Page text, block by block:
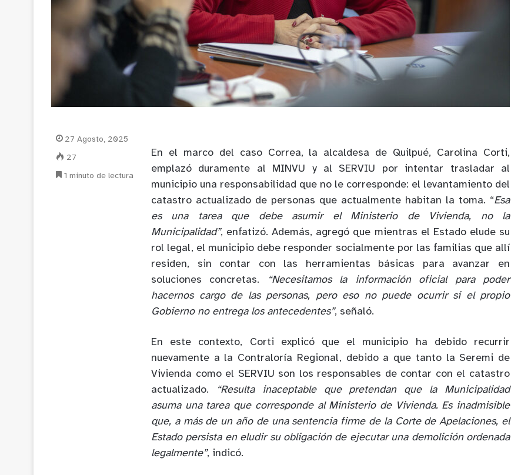
En el marco del caso Correa, la alcaldesa de Quilpué, Carolina Corti,
emplazó duramente al MINVU y al SERVIU por intentar trasladar al
municipio una responsabilidad que no le corresponde: el levantamiento del
catastro actualizado de personas que actualmente habitan la toma. “Esa
es una tarea que debe asumir el Ministerio de Vivienda, no la
Municipalidad”, enfatizó. Además, agregó que mientras el Estado elude su
rol legal, el municipio debe responder socialmente por las familias que allí
residen, sin contar con las herramientas básicas para avanzar en
soluciones concretas.
“Necesitamos la información oficial para poder
hacernos cargo de las personas, pero eso no puede ocurrir si el propio
Gobierno no entrega los antecedentes”, señaló.
En este contexto, Corti explicó que el municipio ha debido recurrir
nuevamente a la Contraloría Regional, debido a que tanto la Seremi de
Vivienda como el SERVIU son los responsables de contar con el catastro
actualizado.
“Resulta inaceptable que pretendan que la Municipalidad
asuma una tarea que corresponde al Ministerio de Vivienda. Es inadmisible
que, a más de un año de una sentencia firme de la Corte de Apelaciones, el
Estado persista en eludir su obligación de ejecutar una demolición ordenada
legalmente”, indicó.
27 Agosto, 2025
27
1 minuto de lectura